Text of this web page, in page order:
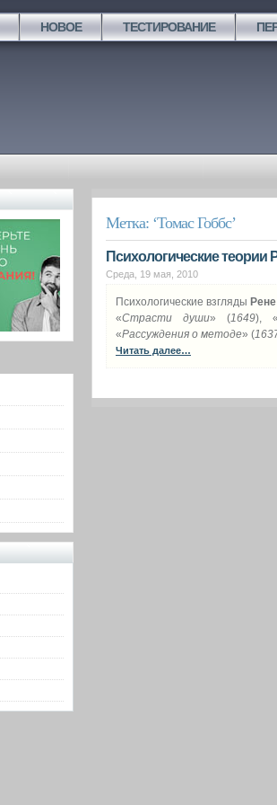
НОВОЕ ТЕСТИРОВАНИЕ
Метка: ‘Томас Гоббс’
Психологические теории
Среда, 19 мая, 2010
Психологические взгляды
«Страсти души» (1649), «
«Рассуждения о методе» (
Читать далее…